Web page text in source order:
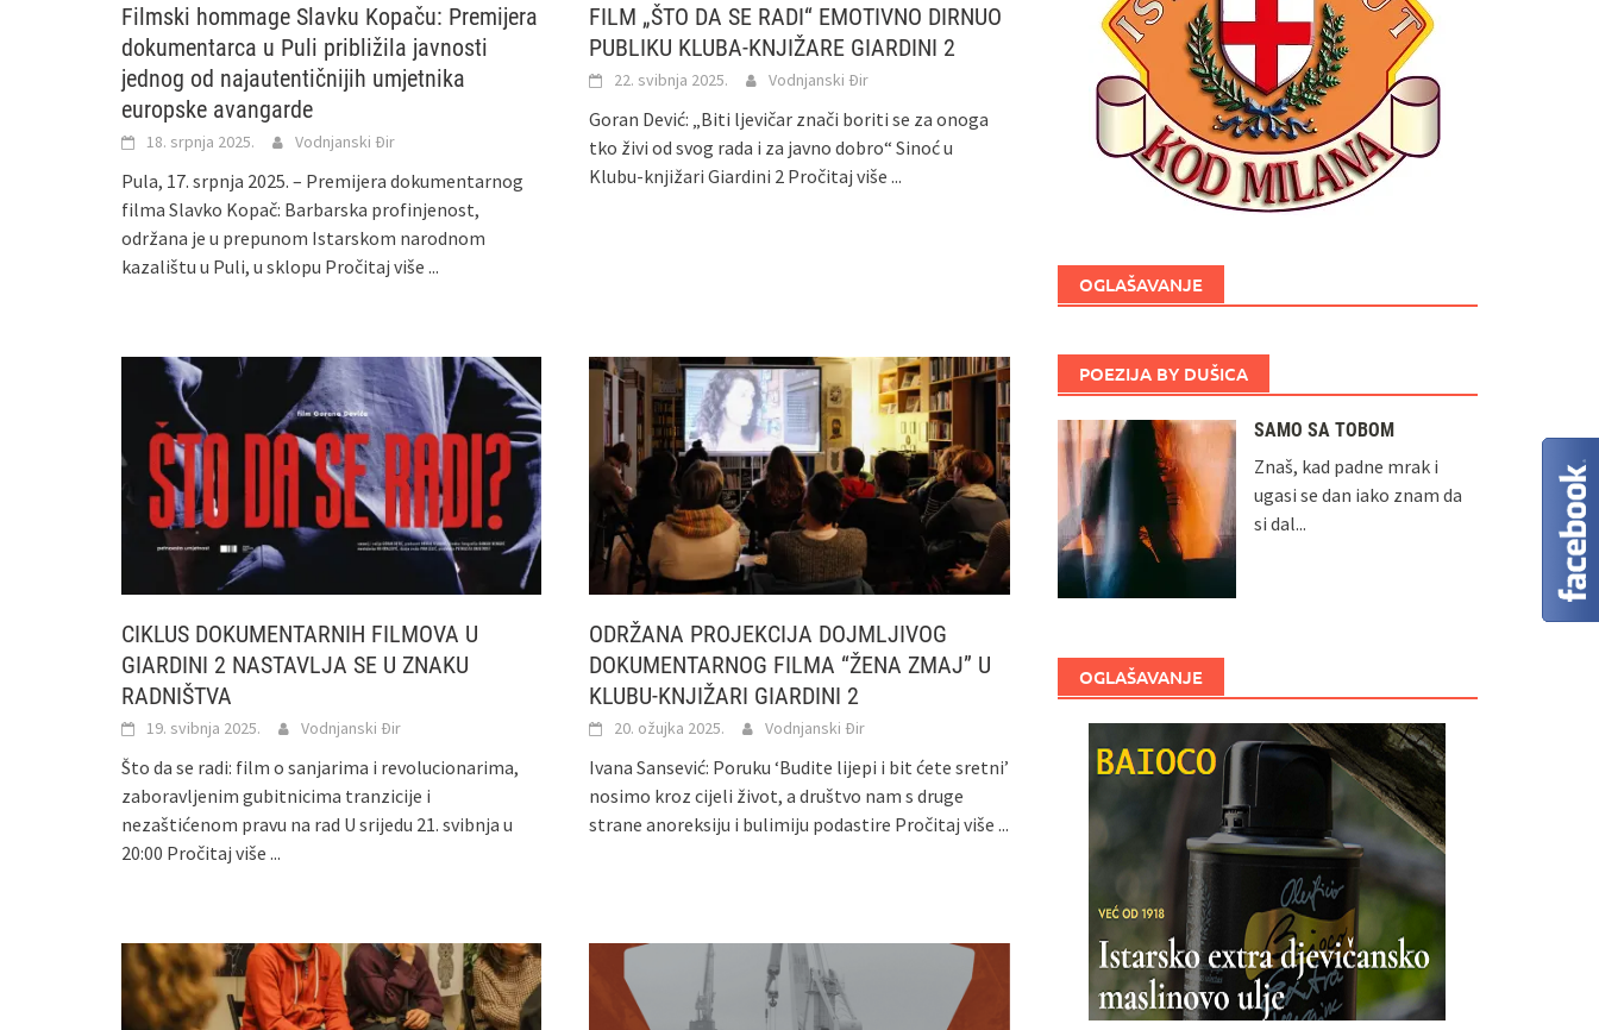
Filmski hommage Slavku Kopaču: Premijera
dokumentarca u Puli približila javnosti
jednog od najautentičnijih umjetnika
europske avangarde
18. srpnja 2025. Vodnjanski Đir
Pula, 17. srpnja 2025. – Premijera dokumentarnog
filma Slavko Kopač: Barbarska profinjenost,
održana je u prepunom Istarskom narodnom
kazalištu u Puli, u sklopu Pročitaj više ...
FILM „ŠTO DA SE RADI“ EMOTIVNO DIRNUO
PUBLIKU KLUBA-KNJIŽARE GIARDINI 2
22. svibnja 2025. Vodnjanski Đir
Goran Dević: „Biti ljevičar znači boriti se za onoga
tko živi od svog rada i za javno dobro“ Sinoć u
Klubu-knjižari Giardini 2 Pročitaj više ...
CIKLUS DOKUMENTARNIH FILMOVA U
GIARDINI 2 NASTAVLJA SE U ZNAKU
RADNIŠTVA
19. svibnja 2025. Vodnjanski Đir
Što da se radi: film o sanjarima i revolucionarima,
zaboravljenim gubitnicima tranzicije i
nezaštićenom pravu na rad U srijedu 21. svibnja u
20:00 Pročitaj više ...
ODRŽANA PROJEKCIJA DOJMLJIVOG
DOKUMENTARNOG FILMA “ŽENA ZMAJ” U
KLUBU-KNJIŽARI GIARDINI 2
20. ožujka 2025. Vodnjanski Đir
Ivana Sansević: Poruku ‘Budite lijepi i bit ćete sretni’
nosimo kroz cijeli život, a društvo nam s druge
strane anoreksiju i bulimiju podastire Pročitaj više ...
OGLAŠAVANJE
POEZIJA BY DUŠICA
SAMO SA TOBOM
Znaš, kad padne mrak i
ugasi se dan iako znam da
si dal...
OGLAŠAVANJE